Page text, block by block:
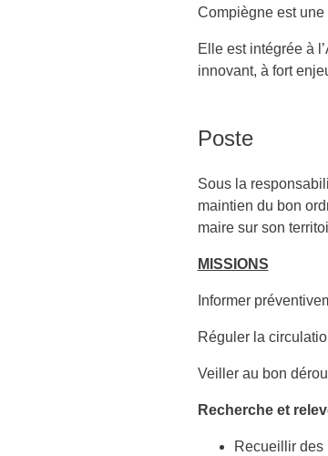
Compiègne est
Elle est intégrée à
innovant, à fort
Poste
Sous la
maintien du bon
maire sur son
MISSIONS
Informer
Réguler la
Veiller au bon
Recherche et
Recueillir des